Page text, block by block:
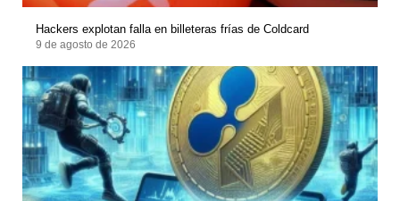
Hackers explotan falla en billeteras frías de Coldcard
9 de agosto de 2026